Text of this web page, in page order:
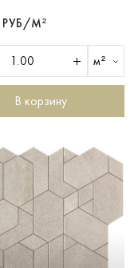
РУБ/М²
м²
В корзину